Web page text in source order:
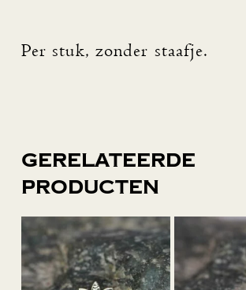
Per stuk, zonder staafje.
Gerelateerde
producten